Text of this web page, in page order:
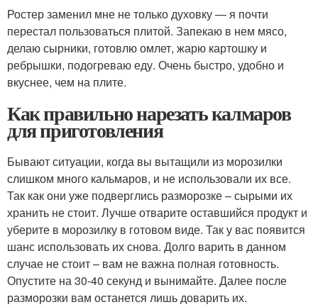
Ростер заменил мне не только духовку ― я почти
перестал пользоваться плитой. Запекаю в нем мясо,
делаю сырники, готовлю омлет, жарю картошку и
ребрышки, подогреваю еду. Очень быстро, удобно и
вкуснее, чем на плите.
Как правильно нарезать калмаров
для приготовления
Бывают ситуации, когда вы вытащили из морозилки
слишком много кальмаров, и не использовали их все.
Так как они уже подверглись разморозке – сырыми их
хранить не стоит. Лучше отварите оставшийся продукт и
уберите в морозилку в готовом виде. Так у вас появится
шанс использовать их снова. Долго варить в данном
случае не стоит – вам не важна полная готовность.
Опустите на 30-40 секунд и вынимайте. Далее после
разморозки вам останется лишь доварить их.